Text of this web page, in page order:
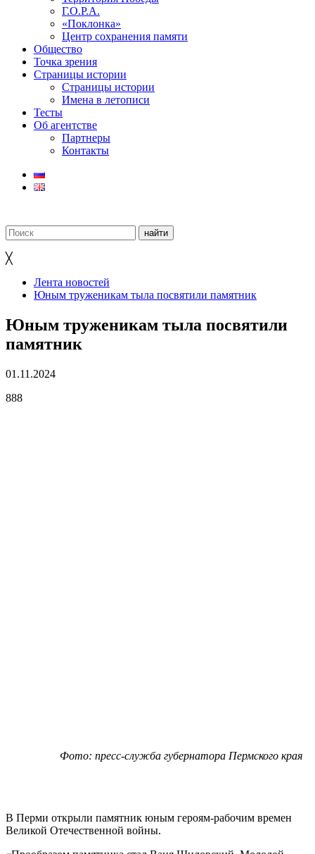
Г.О.Р.А.
«Поклонка»
Центр сохранения памяти
Общество
Точка зрения
Страницы истории
Страницы истории
Имена в летописи
Тесты
Об агентстве
Партнеры
Контакты
╳
Лента новостей
Юным труженикам тыла посвятили памятник
Юным труженикам тыла посвятили
памятник
01.11.2024
888
Фото: пресс-служба губернатора Пермского края
В Перми открыли памятник юным героям-рабочим времен
Великой Отечественной войны.